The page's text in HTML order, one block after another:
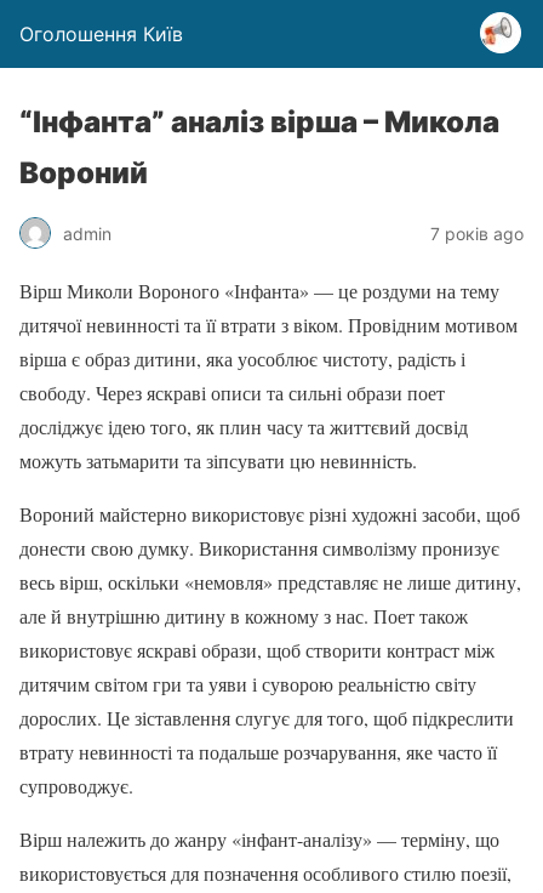
Оголошення Київ
“Інфанта” аналіз вірша – Микола
Вороний
admin 7 років ago
Вірш Миколи Вороного «Інфанта» — це роздуми на тему
дитячої невинності та її втрати з віком. Провідним мотивом
вірша є образ дитини, яка уособлює чистоту, радість і
свободу. Через яскраві описи та сильні образи поет
досліджує ідею того, як плин часу та життєвий досвід
можуть затьмарити та зіпсувати цю невинність.
Вороний майстерно використовує різні художні засоби, щоб
донести свою думку. Використання символізму пронизує
весь вірш, оскільки «немовля» представляє не лише дитину,
але й внутрішню дитину в кожному з нас. Поет також
використовує яскраві образи, щоб створити контраст між
дитячим світом гри та уяви і суворою реальністю світу
дорослих. Це зіставлення слугує для того, щоб підкреслити
втрату невинності та подальше розчарування, яке часто її
супроводжує.
Вірш належить до жанру «інфант-аналізу» — терміну, що
використовується для позначення особливого стилю поезії,